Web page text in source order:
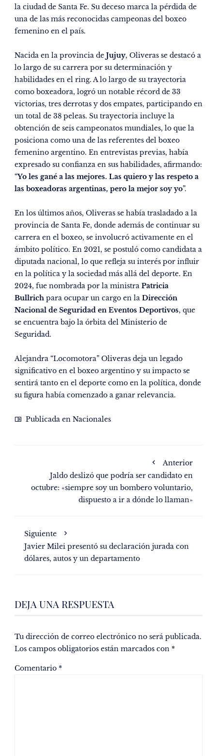
la ciudad de Santa Fe. Su deceso marca la pérdida de
una de las más reconocidas campeonas del boxeo
femenino en el país.
Nacida en la provincia de Jujuy, Oliveras se destacó a
lo largo de su carrera por su determinación y
habilidades en el ring. A lo largo de su trayectoria
como boxeadora, logró un notable récord de 33
victorias, tres derrotas y dos empates, participando en
un total de 38 peleas. Su trayectoria incluye la
obtención de seis campeonatos mundiales, lo que la
posiciona como una de las referentes del boxeo
femenino argentino. En entrevistas previas, había
expresado su confianza en sus habilidades, afirmando:
“Yo les gané a las mejores. Las quiero y las respeto a
las boxeadoras argentinas, pero la mejor soy yo”.
En los últimos años, Oliveras se había trasladado a la
provincia de Santa Fe, donde además de continuar su
carrera en el boxeo, se involucró activamente en el
ámbito político. En 2021, se postuló como candidata a
diputada nacional, lo que refleja su interés por influir
en la política y la sociedad más allá del deporte. En
2024, fue nombrada por la ministra Patricia
Bullrich para ocupar un cargo en la Dirección
Nacional de Seguridad en Eventos Deportivos, que
se encuentra bajo la órbita del Ministerio de
Seguridad.
Alejandra “Locomotora” Oliveras deja un legado
significativo en el boxeo argentino y su impacto se
sentirá tanto en el deporte como en la política, donde
su figura había comenzado a ganar relevancia.
Publicada en Nacionales
Anterior
Jaldo deslizó que podría ser candidato en
octubre: «siempre soy un bombero voluntario,
dispuesto a ir a dónde lo llaman»
Siguiente
Javier Milei presentó su declaración jurada con
dólares, autos y un departamento
DEJA UNA RESPUESTA
Tu dirección de correo electrónico no será publicada.
Los campos obligatorios están marcados con *
Comentario *